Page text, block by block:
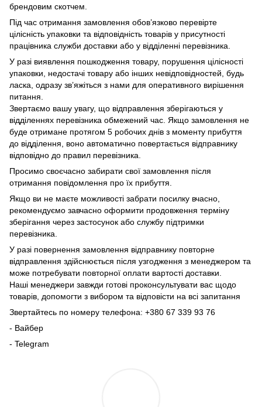
брендовим скотчем.
Під час отримання замовлення обов’язково перевірте
цілісність упаковки та відповідність товарів у присутності
працівника служби доставки або у відділенні перевізника.
У разі виявлення пошкодження товару, порушення цілісності
упаковки, недостачі товару або інших невідповідностей, будь
ласка, одразу зв’яжіться з нами для оперативного вирішення
питання.
Звертаємо вашу увагу, що відправлення зберігаються у
відділеннях перевізника обмежений час. Якщо замовлення не
буде отримане протягом 5 робочих днів з моменту прибуття
до відділення, воно автоматично повертається відправнику
відповідно до правил перевізника.
Просимо своєчасно забирати свої замовлення після
отримання повідомлення про їх прибуття.
Якщо ви не маєте можливості забрати посилку вчасно,
рекомендуємо завчасно оформити продовження терміну
зберігання через застосунок або службу підтримки
перевізника.
У разі повернення замовлення відправнику повторне
відправлення здійснюється після узгодження з менеджером та
може потребувати повторної оплати вартості доставки.
Наші менеджери завжди готові проконсультувати вас щодо
товарів, допомогти з вибором та відповісти на всі запитання
Звертайтесь по номеру телефона: +380 67 339 93 76
- Вайбер
- Telegram